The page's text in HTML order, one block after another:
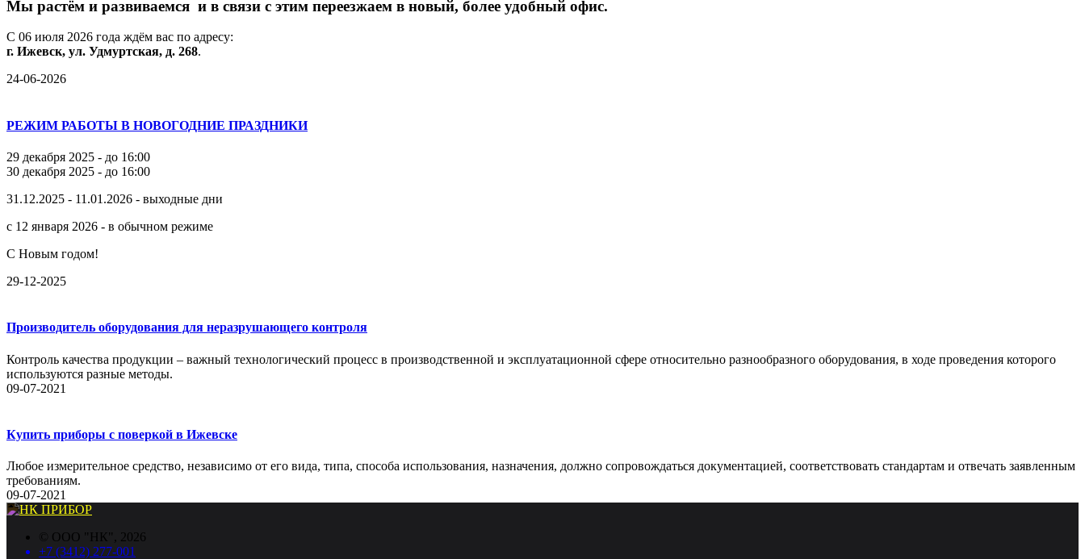
Мы растём и развиваемся и в связи с этим переезжаем в новый, более удобный офис.
С 06 июля 2026 года ждём вас по адресу:
г. Ижевск, ул. Удмуртская, д. 268.
24-06-2026
РЕЖИМ РАБОТЫ В НОВОГОДНИЕ ПРАЗДНИКИ
29 декабря 2025 - до 16:00
30 декабря 2025 - до 16:00
31.12.2025 - 11.01.2026 - выходные дни
с 12 января 2026 - в обычном режиме
С Новым годом!
29-12-2025
Производитель оборудования для неразрушающего контроля
Контроль качества продукции – важный технологический процесс в производственной и эксплуатационной сфере относительно разнообразного оборудования, в ходе проведения которого
используются разные методы.
09-07-2021
Купить приборы с поверкой в Ижевске
Любое измерительное средство, независимо от его вида, типа, способа использования, назначения, должно сопровождаться документацией, соответствовать стандартам и отвечать заявленным
требованиям.
09-07-2021
© ООО "НК", 2026
+7 (3412) 277-001